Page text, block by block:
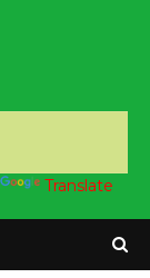
Translate